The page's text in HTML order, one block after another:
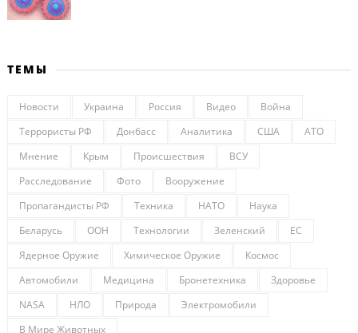
ТЕМЫ
Новости Украина Россия Видео
Война
Террористы РФ
Донбасс Аналитика США
АТО
Мнение
Крым Происшествия
ВСУ
Расследование
Фото
Вооружение
Пропагандисты РФ
Техника НАТО
Наука
Беларусь
ООН Технологии Зеленский
ЕС
Ядерное Оружие
Химическое Оружие
Космос
Автомобили
Медицина Бронетехника
Здоровье
NASA
НЛО Природа
Электромобили
В Мире Животных